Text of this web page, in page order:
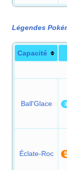
Légendes
Capacité
Ball'Glace
Éclate-Roc